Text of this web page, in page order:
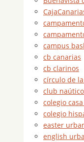
campus
cb canarias
cb clarinos
círculo de
club
colegio
colegio
easter
english